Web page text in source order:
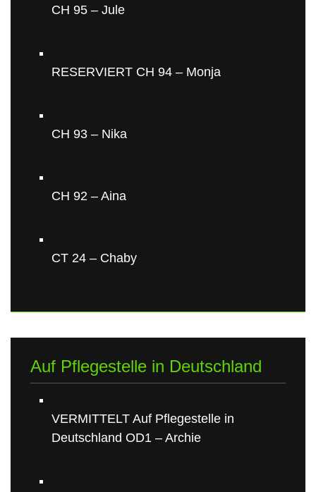
CH 95 – Jule
RESERVIERT CH 94 – Monja
CH 93 – Nika
CH 92 – Aina
CT 24 – Chaby
Auf Pflegestelle in Deutschland
VERMITTELT Auf Pflegestelle in
Deutschland OD1 – Archie